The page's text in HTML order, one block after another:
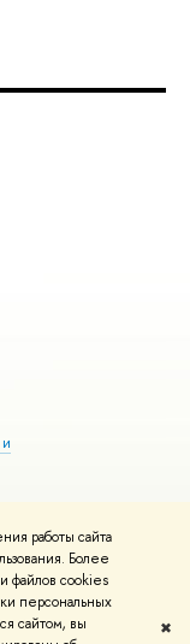
работы сайта
Более
файлов cookies
персональных
сайтом, вы
✖